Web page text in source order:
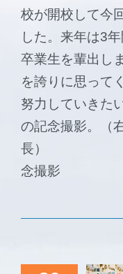
校が開校して今
した。来年は3
卒業生を輩出し
を誇りに思って
努力していきた
の記念撮影。（
長） ご来
念撮影